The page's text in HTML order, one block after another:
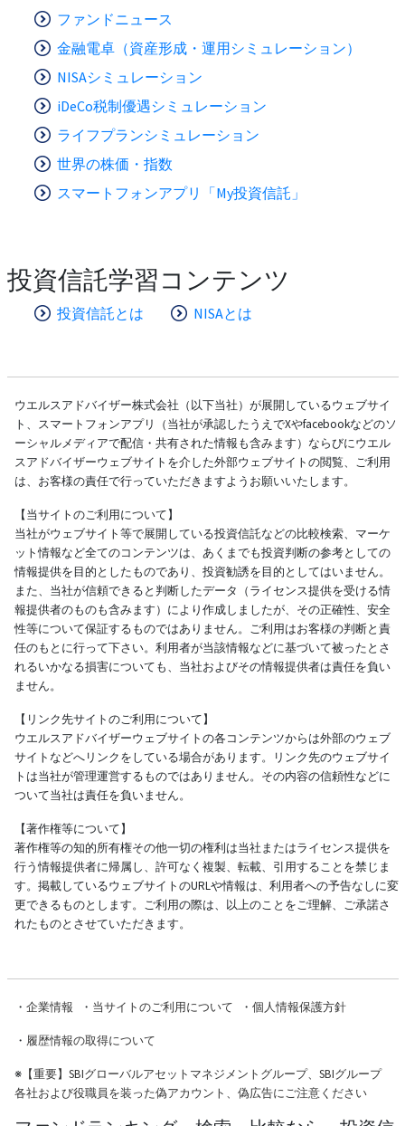
ファンドニュース
金融電卓（資産形成・運用シミュレーション）
NISAシミュレーション
iDeCo税制優遇シミュレーション
ライフプランシミュレーション
世界の株価・指数
スマートフォンアプリ「My投資信託」
投資信託学習コンテンツ
投資信託とは NISAとは
ウエルスアドバイザー株式会社（以下当社）が展開しているウェブサイ
ト、スマートフォンアプリ（当社が承認したうえでXやfacebookなどのソ
ーシャルメディアで配信・共有された情報も含みます）ならびにウエル
スアドバイザーウェブサイトを介した外部ウェブサイトの閲覧、ご利用
は、お客様の責任で行っていただきますようお願いいたします。
【当サイトのご利用について】
当社がウェブサイト等で展開している投資信託などの比較検索、マーケ
ット情報など全てのコンテンツは、あくまでも投資判断の参考としての
情報提供を目的としたものであり、投資勧誘を目的としてはいません。
また、当社が信頼できると判断したデータ（ライセンス提供を受ける情
報提供者のものも含みます）により作成しましたが、その正確性、安全
性等について保証するものではありません。ご利用はお客様の判断と責
任のもとに行って下さい。利用者が当該情報などに基づいて被ったとさ
れるいかなる損害についても、当社およびその情報提供者は責任を負い
ません。
【リンク先サイトのご利用について】
ウエルスアドバイザーウェブサイトの各コンテンツからは外部のウェブ
サイトなどへリンクをしている場合があります。リンク先のウェブサイ
トは当社が管理運営するものではありません。その内容の信頼性などに
ついて当社は責任を負いません。
【著作権等について】
著作権等の知的所有権その他一切の権利は当社またはライセンス提供を
行う情報提供者に帰属し、許可なく複製、転載、引用することを禁じま
す。掲載しているウェブサイトのURLや情報は、利用者への予告なしに変
更できるものとします。ご利用の際は、以上のことをご理解、ご承諾さ
れたものとさせていただきます。
・ 企業情報 ・ 当サイトのご利用について ・ 個人情報保護方針
・ 履歴情報の取得について
※【重要】SBIグローバルアセットマネジメントグループ、SBIグループ
各社および役職員を装った偽アカウント、偽広告にご注意ください